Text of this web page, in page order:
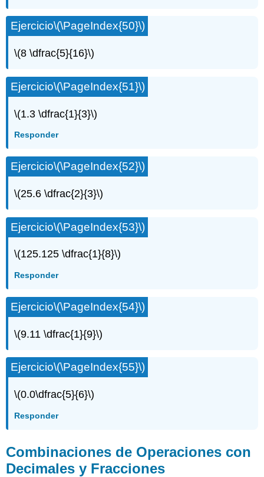
Ejercicio\(\PageIndex{50}\)
\(8 \dfrac{5}{16}\)
Ejercicio\(\PageIndex{51}\)
\(1.3 \dfrac{1}{3}\)
Responder
Ejercicio\(\PageIndex{52}\)
\(25.6 \dfrac{2}{3}\)
Ejercicio\(\PageIndex{53}\)
\(125.125 \dfrac{1}{8}\)
Responder
Ejercicio\(\PageIndex{54}\)
\(9.11 \dfrac{1}{9}\)
Ejercicio\(\PageIndex{55}\)
\(0.0\dfrac{5}{6}\)
Responder
Combinaciones de Operaciones con
Decimales y Fracciones